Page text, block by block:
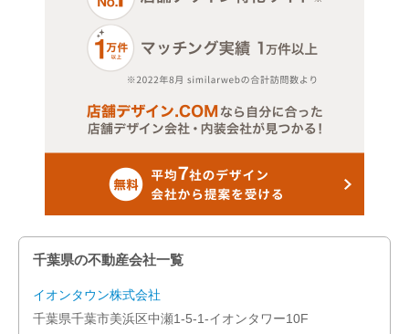
千葉県の不動産会社一覧
イオンタウン株式会社
千葉県千葉市美浜区中瀬1-5-1-イオンタワー10F